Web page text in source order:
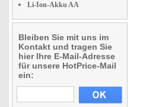
Li-Ion-Akku AA
Bleiben Sie mit uns im
Kontakt und tragen Sie
hier Ihre E-Mail-Adresse
für unsere HotPrice-Mail
ein: